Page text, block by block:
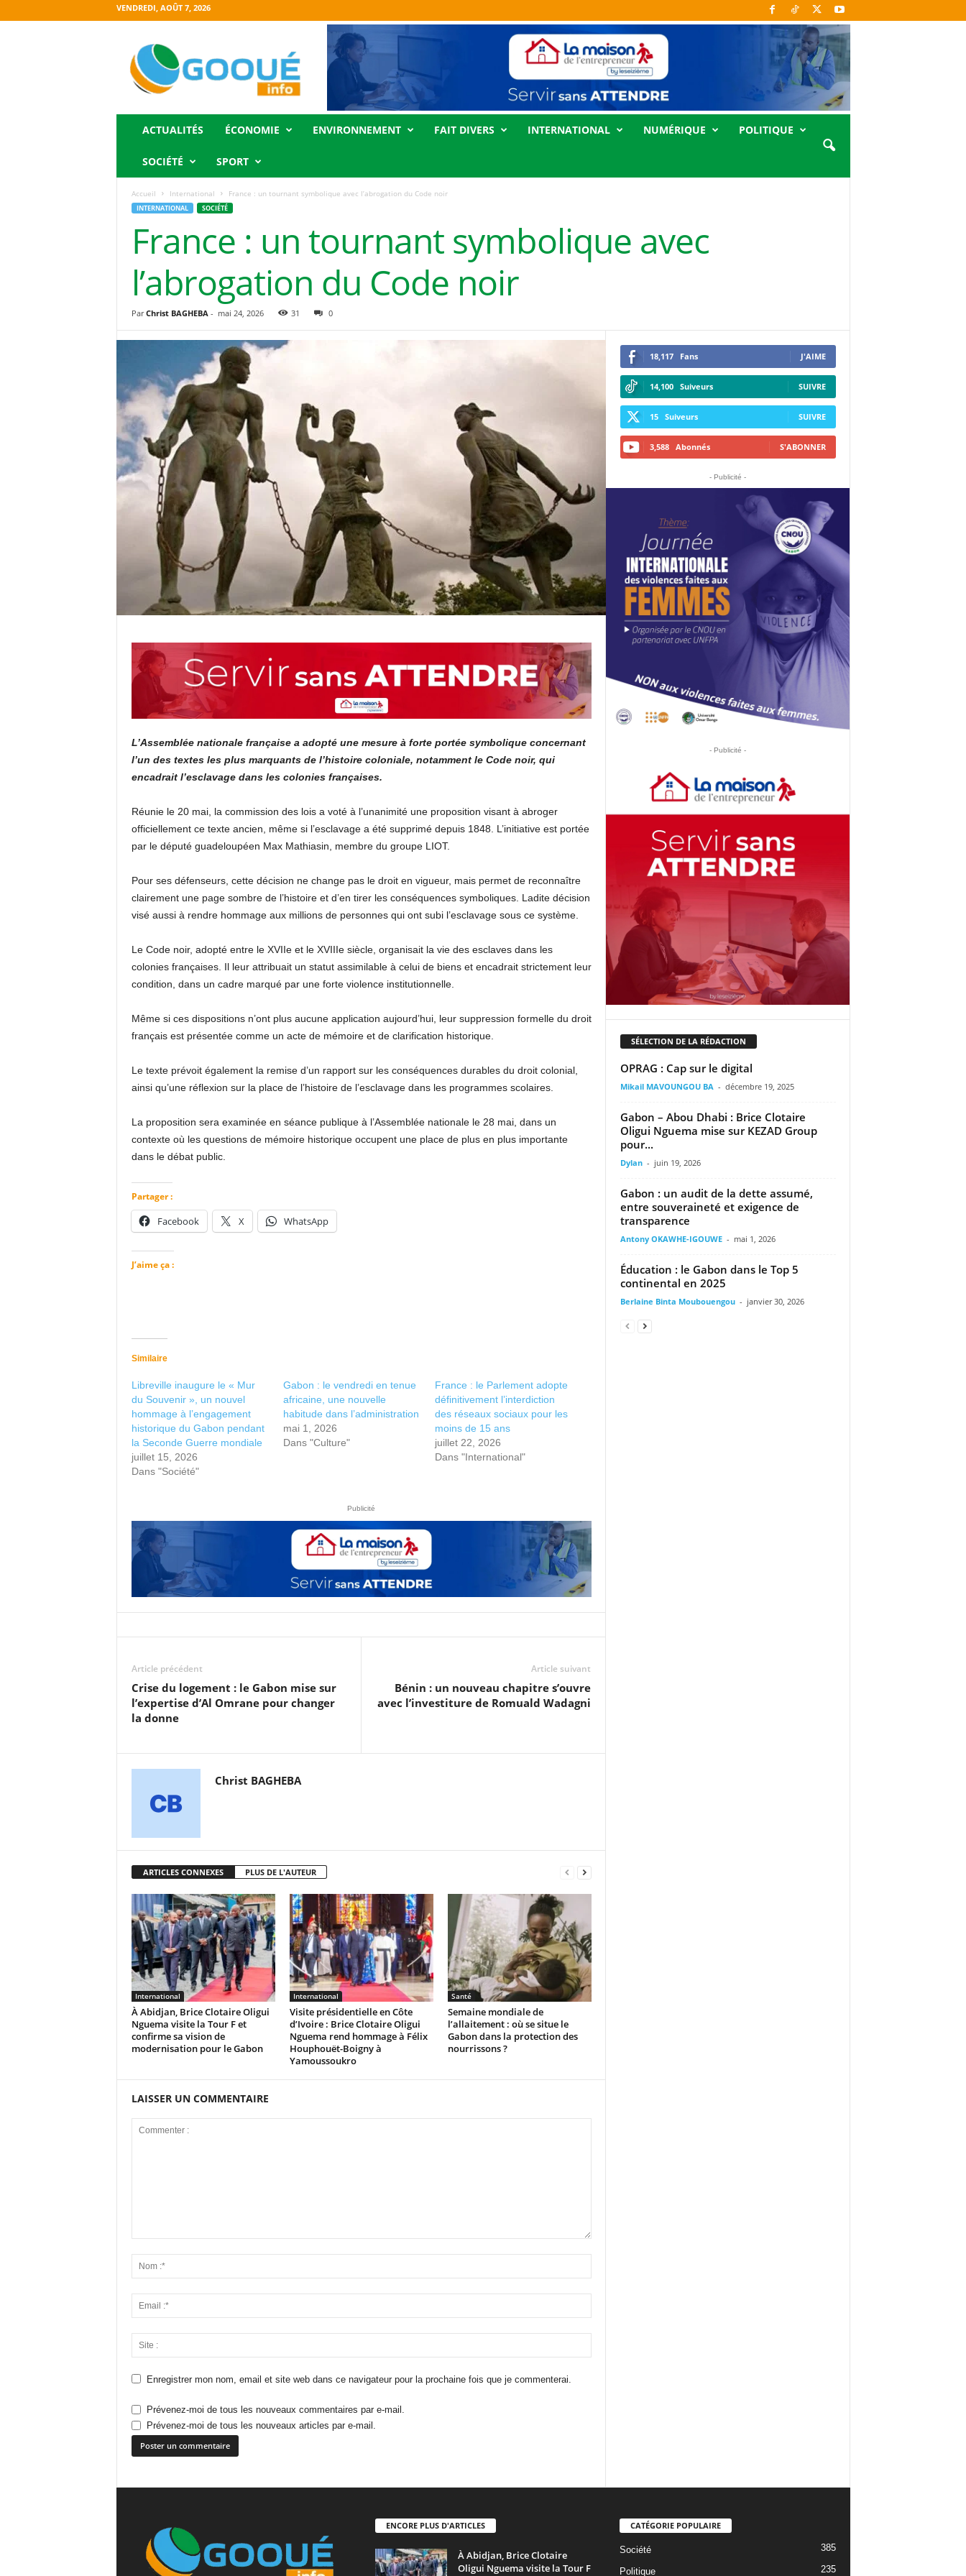
VENDREDI, AOÛT 7, 2026
ACTUALITÉS ÉCONOMIE ENVIRONNEMENT FAIT DIVERS INTERNATIONAL NUMÉRIQUE POLITIQUE
SOCIÉTÉ SPORT
Accueil International France : un tournant symbolique avec l’abrogation du Code noir
INTERNATIONAL SOCIÉTÉ
France : un tournant symbolique avec
l’abrogation du Code noir
Par Christ BAGHEBA- mai 24, 2026 31 0
L’Assemblée nationale française a adopté une mesure à forte portée symbolique concernant
l’un des textes les plus marquants de l’histoire coloniale, notamment le Code noir, qui
encadrait l’esclavage dans les colonies françaises.
Réunie le 20 mai, la commission des lois a voté à l’unanimité une proposition visant à abroger
officiellement ce texte ancien, même si l’esclavage a été supprimé depuis 1848. L’initiative est portée
par le député guadeloupéen Max Mathiasin, membre du groupe LIOT.
Pour ses défenseurs, cette décision ne change pas le droit en vigueur, mais permet de reconnaître
clairement une page sombre de l’histoire et d’en tirer les conséquences symboliques. Ladite décision
visé aussi à rendre hommage aux millions de personnes qui ont subi l’esclavage sous ce système.
Le Code noir, adopté entre le XVIIe et le XVIIIe siècle, organisait la vie des esclaves dans les
colonies françaises. Il leur attribuait un statut assimilable à celui de biens et encadrait strictement leur
condition, dans un cadre marqué par une forte violence institutionnelle.
Même si ces dispositions n’ont plus aucune application aujourd’hui, leur suppression formelle du droit
français est présentée comme un acte de mémoire et de clarification historique.
Le texte prévoit également la remise d’un rapport sur les conséquences durables du droit colonial,
ainsi qu’une réflexion sur la place de l’histoire de l’esclavage dans les programmes scolaires.
La proposition sera examinée en séance publique à l’Assemblée nationale le 28 mai, dans un
contexte où les questions de mémoire historique occupent une place de plus en plus importante
dans le débat public.
Partager :
Facebook X WhatsApp
J’aime ça :
Similaire
Libreville inaugure le « Mur
du Souvenir », un nouvel
hommage à l’engagement
historique du Gabon pendant
la Seconde Guerre mondiale
juillet 15, 2026
Dans "Société"
Gabon : le vendredi en tenue
africaine, une nouvelle
habitude dans l’administration
mai 1, 2026
Dans "Culture"
France : le Parlement adopte
définitivement l’interdiction
des réseaux sociaux pour les
moins de 15 ans
juillet 22, 2026
Dans "International"
Publicité
Article précédent
Crise du logement : le Gabon mise sur
l’expertise d’Al Omrane pour changer
la donne
Article suivant
Bénin : un nouveau chapitre s’ouvre
avec l’investiture de Romuald Wadagni
Christ BAGHEBA
ARTICLES CONNEXES PLUS DE L'AUTEUR
International
À Abidjan, Brice Clotaire Oligui
Nguema visite la Tour F et
confirme sa vision de
modernisation pour le Gabon
International
Visite présidentielle en Côte
d’Ivoire : Brice Clotaire Oligui
Nguema rend hommage à Félix
Houphouët-Boigny à
Yamoussoukro
Santé
Semaine mondiale de
l’allaitement : où se situe le
Gabon dans la protection des
nourrissons ?
LAISSER UN COMMENTAIRE
Enregistrer mon nom, email et site web dans ce navigateur pour la prochaine fois que je commenterai.
Prévenez-moi de tous les nouveaux commentaires par e-mail.
Prévenez-moi de tous les nouveaux articles par e-mail.
18,117 Fans J'AIME
14,100 Suiveurs SUIVRE
15 Suiveurs SUIVRE
3,588 Abonnés S'ABONNER
- Publicité -
- Publicité -
SÉLECTION DE LA RÉDACTION
OPRAG : Cap sur le digital
Mikail MAVOUNGOU BA - décembre 19, 2025
Gabon – Abou Dhabi : Brice Clotaire
Oligui Nguema mise sur KEZAD Group
pour...
Dylan - juin 19, 2026
Gabon : un audit de la dette assumé,
entre souveraineté et exigence de
transparence
Antony OKAWHE-IGOUWE - mai 1, 2026
Éducation : le Gabon dans le Top 5
continental en 2025
Berlaine Binta Moubouengou - janvier 30, 2026
ENCORE PLUS D'ARTICLES
À Abidjan, Brice Clotaire
Oligui Nguema visite la Tour F
CATÉGORIE POPULAIRE
Société 385
Politique 235